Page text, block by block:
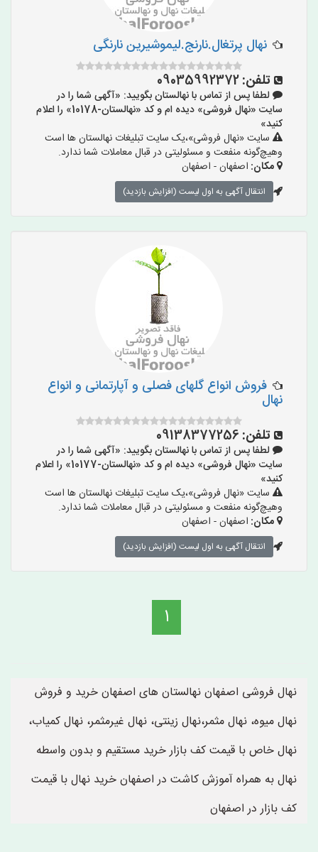
نهال پرتغال.نارنج.لیموشیرین نارنگی
تلفن:09035992372
لطفا پس از تماس با نهالستان بگویید: «آگهی شما را در
سایت «نهال فروشی» دیده ام و کد «نهالستان-10178» را اعلام
کنید»
سایت «نهال فروشی»،یک سایت تبلیغات نهالستان ها است
وهیچ‌گونه منفعت و مسئولیتی در قبال معاملات شما ندارد.
مکان: اصفهان - اصفهان
انتقال آگهی به اول لیست (افزایش بازدید)
فروش انواع گلهای فصلی و آپارتمانی و انواع
نهال
تلفن: 09138377256
لطفا پس از تماس با نهالستان بگویید: «آگهی شما را در
سایت «نهال فروشی» دیده ام و کد «نهالستان-10177» را اعلام
کنید»
سایت «نهال فروشی»،یک سایت تبلیغات نهالستان ها است
وهیچ‌گونه منفعت و مسئولیتی در قبال معاملات شما ندارد.
مکان: اصفهان - اصفهان
انتقال آگهی به اول لیست (افزایش بازدید)
1
نهال فروشی اصفهان نهالستان های اصفهان خرید و فروش
نهال میوه، نهال مثمر،نهال زینتی، نهال غیرمثمر، نهال کمیاب،
نهال خاص با قیمت کف بازار خرید مستقیم و بدون واسطه
نهال به همراه آموزش کاشت در اصفهان خرید نهال با قیمت
کف بازار در اصفهان